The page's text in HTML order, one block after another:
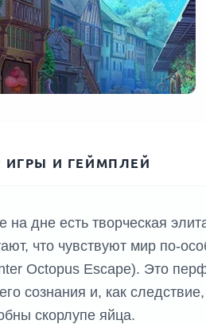
ИГРЫ И ГЕЙМПЛЕЙ
на дне есть творческая
что чувствуют мир по-
Octopus Escape). Это
сознания и, как
скорлупе яйца.